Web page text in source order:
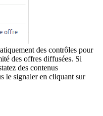
des contrôles pour
des offres diffusées. Si
des contenus
le signaler en cliquant sur